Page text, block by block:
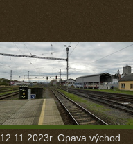
12.11.2023r. Opava východ.